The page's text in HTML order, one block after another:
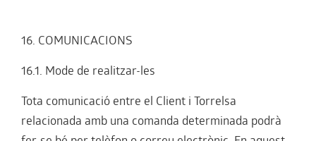
16. COMUNICACIONS
16.1. Mode de realitzar-les
Tota comunicació entre el Client i Torrelsa
relacionada amb una comanda determinada podrà